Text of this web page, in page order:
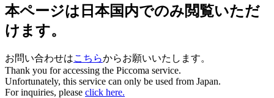
本ページは日本国内でのみ閲覧いただ
けます。
お問い合わせはこちらからお願いいたします。
Thank you for accessing the Piccoma service.
Unfortunately, this service can only be used from Japan.
For inquiries, please click here.